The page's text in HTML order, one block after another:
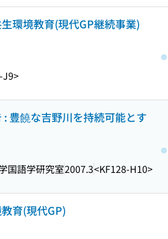
環境教育(現代GP継続事業)
J9>
豊饒な吉野川を持続可能とす
国語学研究室2007.3<KF128-H10>
育(現代GP)